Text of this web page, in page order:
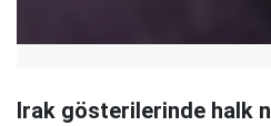
Irak gösterilerinde halk